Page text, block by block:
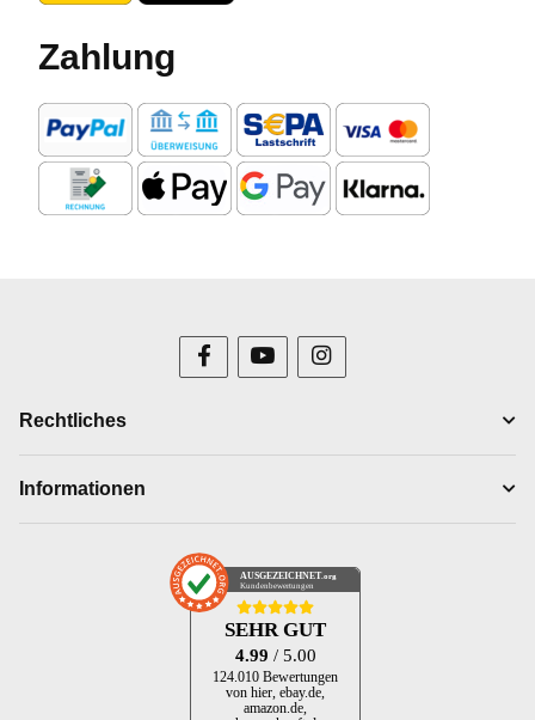
Zahlung
Rechtliches
Informationen
AUSGEZEICHNET .org
Kundenbewertungen
SEHR GUT
4.99 / 5.00
124.010 Bewertungen
von hier, ebay.de,
amazon.de,